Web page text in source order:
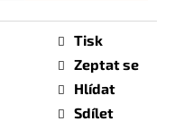
Tisk
Zeptat se
Hlídat
Sdílet